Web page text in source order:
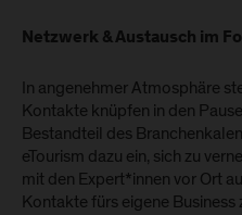
Netzwerk & Austausch im
In angenehmer Atmosphäre
Kontakte knüpfen in den
Bestandteil des
eTourism dazu ein, sich zu
mit den Expert*innen vor Ort
Kontakte fürs eigene Business